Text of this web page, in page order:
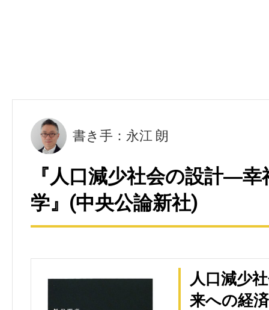
書き手：永江 朗
『人口減少社会の設計―
学』(中央公論新社)
人口減少
来への経